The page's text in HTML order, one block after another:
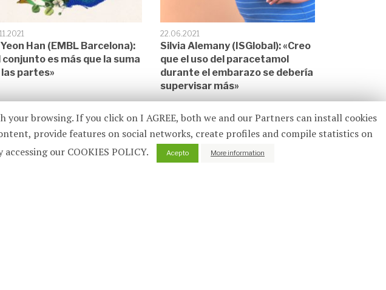
Han (EMBL Barcelona):
conjunto es más que la suma
las partes»
22.06.2021
Silvia Alemany (ISGlobal): «Creo
que el uso del paracetamol
durante el embarazo se debería
supervisar más»
browsing. If you click on I AGREE, both we and our Partners can install cookies
provide features on social networks, create profiles and compile statistics on
our COOKIES POLICY.
Acepto More information